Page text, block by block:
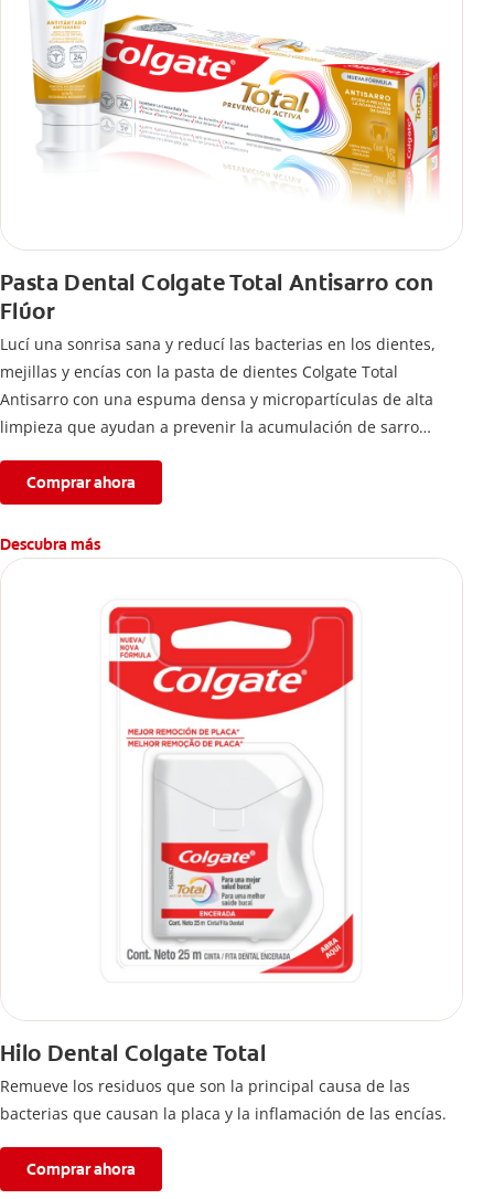
Pasta Dental Colgate Total Antisarro con
Flúor
Lucí una sonrisa sana y reducí las bacterias en los dientes,
mejillas y encías con la pasta de dientes Colgate Total
Antisarro con una espuma densa y micropartículas de alta
limpieza que ayudan a prevenir la acumulación de sarro
Comprar ahora
Descubra más
Hilo Dental Colgate Total
Remueve los residuos que son la principal causa de las
bacterias que causan la placa y la inflamación de las encías.
Comprar ahora